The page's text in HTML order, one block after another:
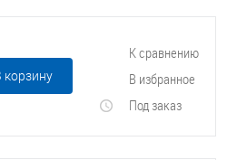
корзину
К сравнению
В избранное
Под заказ